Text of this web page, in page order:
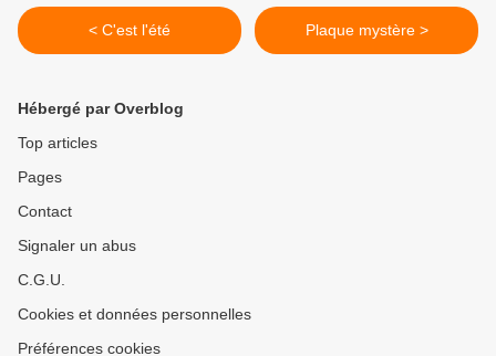
< C'est l'été Plaque mystère >
Hébergé par Overblog
Top articles
Pages
Contact
Signaler un abus
C.G.U.
Cookies et données personnelles
Préférences cookies